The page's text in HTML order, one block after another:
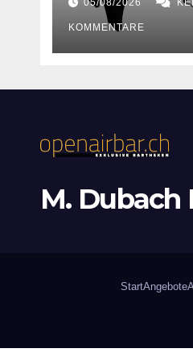
KOMMENTARE
M.
StartAngebote